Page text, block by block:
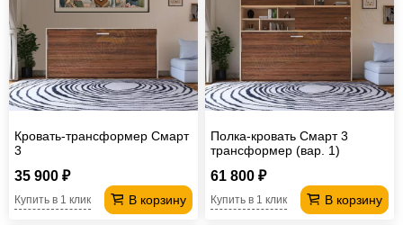
прихожей
Комоды
Офисная
мебель
Столы
под
компьютер
Мебель
для
ванной
Мебель
трансформер
Матрасы
Кресла-
Кровать-трансформер Смарт
3
35 900 ₽
В корзину
Купить в 1 клик
Полка-кровать Смарт 3
трансформер (вар. 1)
61 800 ₽
В корзину
Купить в 1 клик